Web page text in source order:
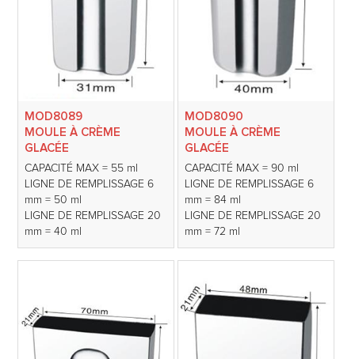
MOD8089
MOULE À CRÈME
GLACÉE
CAPACITÉ MAX = 55 ml
LIGNE DE REMPLISSAGE 6
mm = 50 ml
LIGNE DE REMPLISSAGE 20
mm = 40 ml
MOD8090
MOULE À CRÈME
GLACÉE
CAPACITÉ MAX = 90 ml
LIGNE DE REMPLISSAGE 6
mm = 84 ml
LIGNE DE REMPLISSAGE 20
mm = 72 ml